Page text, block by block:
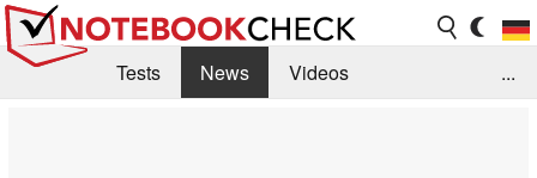
Tests News
Videos
...